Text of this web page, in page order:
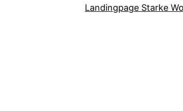
Landingpage Starke